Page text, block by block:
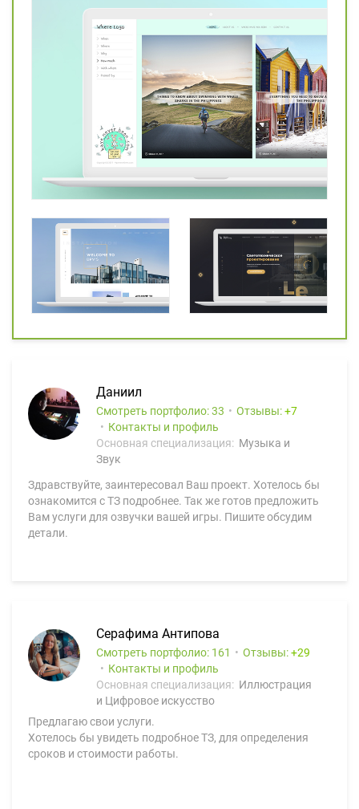
Даниил
Смотреть портфолио: 33 Отзывы:
7
Контакты и профиль
Основная специализация: Музыка и
Звук
Здравствуйте, заинтересовал Ваш проект. Хотелось бы
ознакомится с ТЗ подробнее. Так же готов предложить
Вам услуги для озвучки вашей игры. Пишите обсудим
детали.
Серафима Антипова
Смотреть портфолио: 161 Отзывы:
29
Контакты и профиль
Основная специализация: Иллюстрация
и Цифровое искусство
Предлагаю свои услуги.
Хотелось бы увидеть подробное ТЗ, для определения
сроков и стоимости работы.